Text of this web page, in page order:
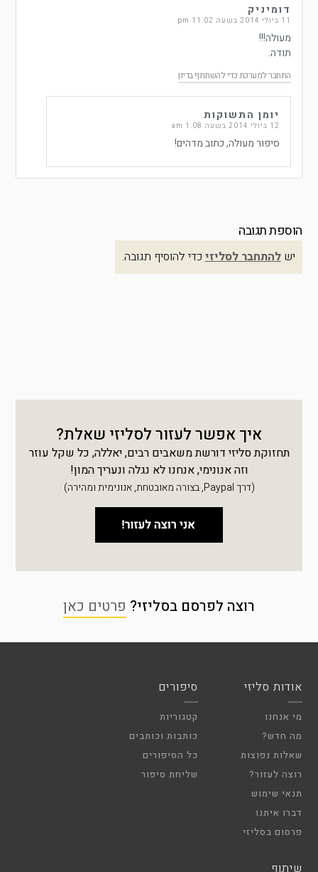
דומיניק
11 ביולי 2014 בשעה 11:02 pm
מעולה!!!
תודה.
התחבר למערכת כדי להשתתף בדיון
יומן התשוקות
12 ביולי 2014 בשעה 1:08 am
סיפור מעולה, כתוב מדהים!
הוספת תגובה
ישלהתחבר לסליזיכדי להוסיף תגובה.
איך אפשר לעזור לסליזי שאלת?
תחזוקת סליזי דורשת משאבים רבים, יאללה, כל שקל עוזר
וזה אנונימי, אנחנו לא נגלה ונעריך המון!
(דרך Paypal, בצורה מאובטחת, אנונימית ומהירה)
רוצה לפרסם בסליזי? פרטים כאן
אודות סליזי
מי אנחנו
מה חדש?
שאלות נפוצות
רוצה לעזור?
תנאי שימוש
דברו איתנו
פרסום בסליזי
סיפורים
קטגוריות
כותבות וכותבים
כל הסיפורים
שליחת סיפור
שיתוף